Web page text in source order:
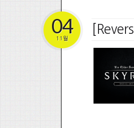
04
11월